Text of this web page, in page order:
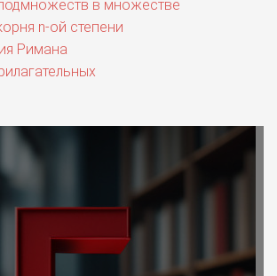
в множестве
n-ой степени
Римана